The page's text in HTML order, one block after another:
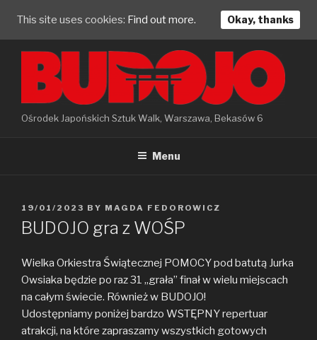
content
Ośrodek Japońskich Sztuk Walk, Warszawa, Bekasów 6
Menu
POSTED
ON
19/01/2023 BY MAGDA FEDOROWICZ
BUDOJO gra z WOŚP
Wielka Orkiestra Świątecznej POMOCY pod batutą Jurka
Owsiaka będzie po raz 31 „grała” finał w wielu miejscach
na całym świecie. Również w BUDOJO!
Udostępniamy poniżej bardzo WSTĘPNY repertuar
atrakcji, na które zapraszamy wszystkich gotowych
This site uses cookies: Find out more. Okay, thanks